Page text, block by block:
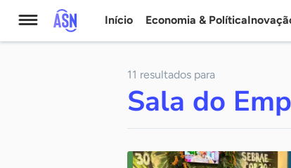
Agência
Notícias
Início Economia & Política
11 resultados para
Sala do